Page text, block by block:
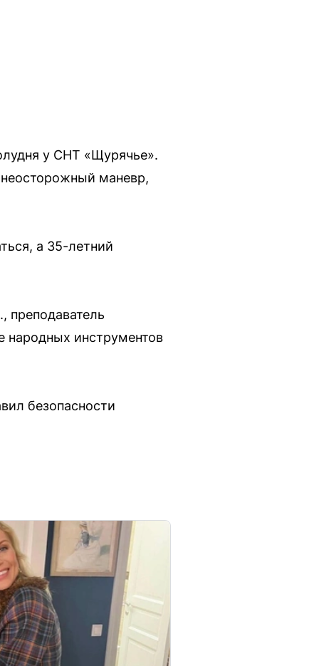
у СНТ «Щурячье».
маневр,
а 35-летний
преподаватель
народных инструментов
безопасности